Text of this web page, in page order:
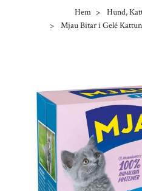
Hem
Hund,
Mjau Bitar i Gelé